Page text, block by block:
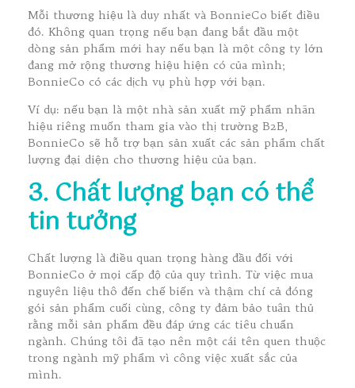
Mỗi thương hiệu là duy nhất và BonnieCo biết điều
đó. Không quan trọng nếu bạn đang bắt đầu một
dòng sản phẩm mới hay nếu bạn là một công ty lớn
đang mở rộng thương hiệu hiện có của mình;
BonnieCo có các dịch vụ phù hợp với bạn.
Ví dụ: nếu bạn là một nhà sản xuất mỹ phẩm nhãn
hiệu riêng muốn tham gia vào thị trường B2B,
BonnieCo sẽ hỗ trợ bạn sản xuất các sản phẩm chất
lượng đại diện cho thương hiệu của bạn.
3. Chất lượng bạn có thể
tin tưởng
Chất lượng là điều quan trọng hàng đầu đối với
BonnieCo ở mọi cấp độ của quy trình. Từ việc mua
nguyên liệu thô đến chế biến và thậm chí cả đóng
gói sản phẩm cuối cùng, công ty đảm bảo tuân thủ
rằng mỗi sản phẩm đều đáp ứng các tiêu chuẩn
ngành. Chúng tôi đã tạo nên một cái tên quen thuộc
trong ngành mỹ phẩm vì công việc xuất sắc của
mình.